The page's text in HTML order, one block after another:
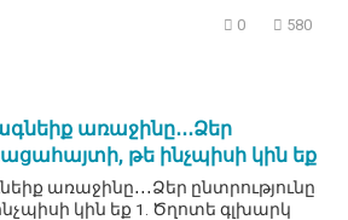
0 580
առաջինը․․․Ձեր
թե ինչպիսի կին եք
առաջինը․․․Ձեր ընտրությունը
կին եք 1. Ծղոտե գլխարկ